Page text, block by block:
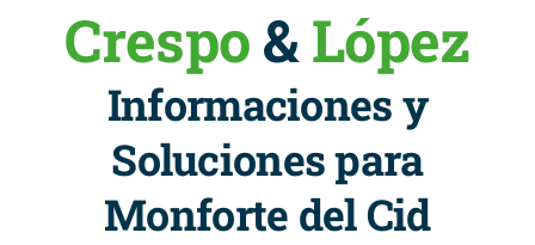
Crespo&López
Informaciones y
Soluciones para
Monforte del Cid